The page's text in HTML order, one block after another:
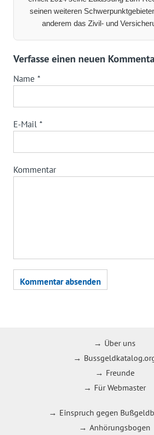
seinen weiteren
anderem das Zivil- und
Verfasse einen neuen
Name *
E-Mail *
Kommentar
Über uns
Freunde
Für Webmaster
Einspruch gegen
Anhörungsbogen